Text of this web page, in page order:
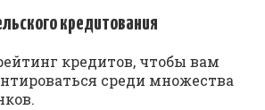
кредитования
кредитов, чтобы вам
среди множества